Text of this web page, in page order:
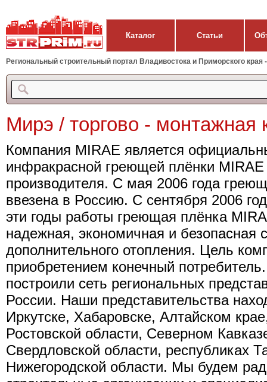
Каталог Статьи
Региональный строительный портал Владивостока и Приморского края
Мирэ / торгово - монтажная
Компания MIRAE является
инфракрасной греющей плёнки
производителя. С мая 2006 года
ввезена в Россию. С сентября 2006
эти годы работы греющая плёнка
надежная, экономичная и безопасная
дополнительного отопления. Цель
приобретением конечный
построили сеть региональных
России. Наши представительства
Иркутске, Хабаровске, Алтайском
Ростовской области, Северном
Свердловской области, республиках
Нижегородской области. Мы будем